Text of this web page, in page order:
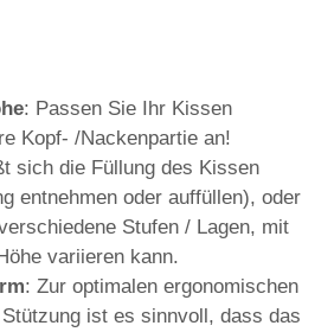
: Passen Sie Ihr Kissen
Kopf- /Nackenpartie an!
sich die Füllung des Kissen
entnehmen oder auffüllen), oder
Stufen / Lagen, mit
variieren kann.
: Zur optimalen ergonomischen
ist es sinnvoll, dass das